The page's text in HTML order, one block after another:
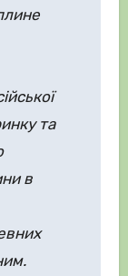
та
в